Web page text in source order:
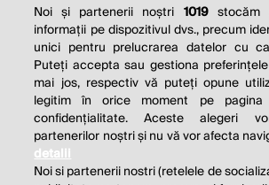
Noi și partenerii noștri 1019stocăm
informații pe dispozitivul dvs., precum
unici pentru prelucrarea datelor cu
Puteți accepta sau gestiona
mai jos, respectiv vă puteți opune
legitim în orice moment pe
confidențialitate. Aceste alegeri
partenerilor noștri și nu vă vor afecta
detalii
Noi si partenerii nostri (retelele de